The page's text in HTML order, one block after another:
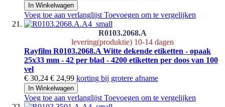
In Winkelwagen
Voeg toe aan verlanglijst Toevoegen om te vergelijken
R0103.2068.A
levering(produktie) 10-14 dagen
Rayfilm R0103.2068.A Witte dekende etiketten - opaak
25x33 mm - 42 per blad - 4200 etiketten per doos van 100
vel
€ 30,24 € 24,99 korting bij grotere afname
In Winkelwagen
Voeg toe aan verlanglijst Toevoegen om te vergelijken